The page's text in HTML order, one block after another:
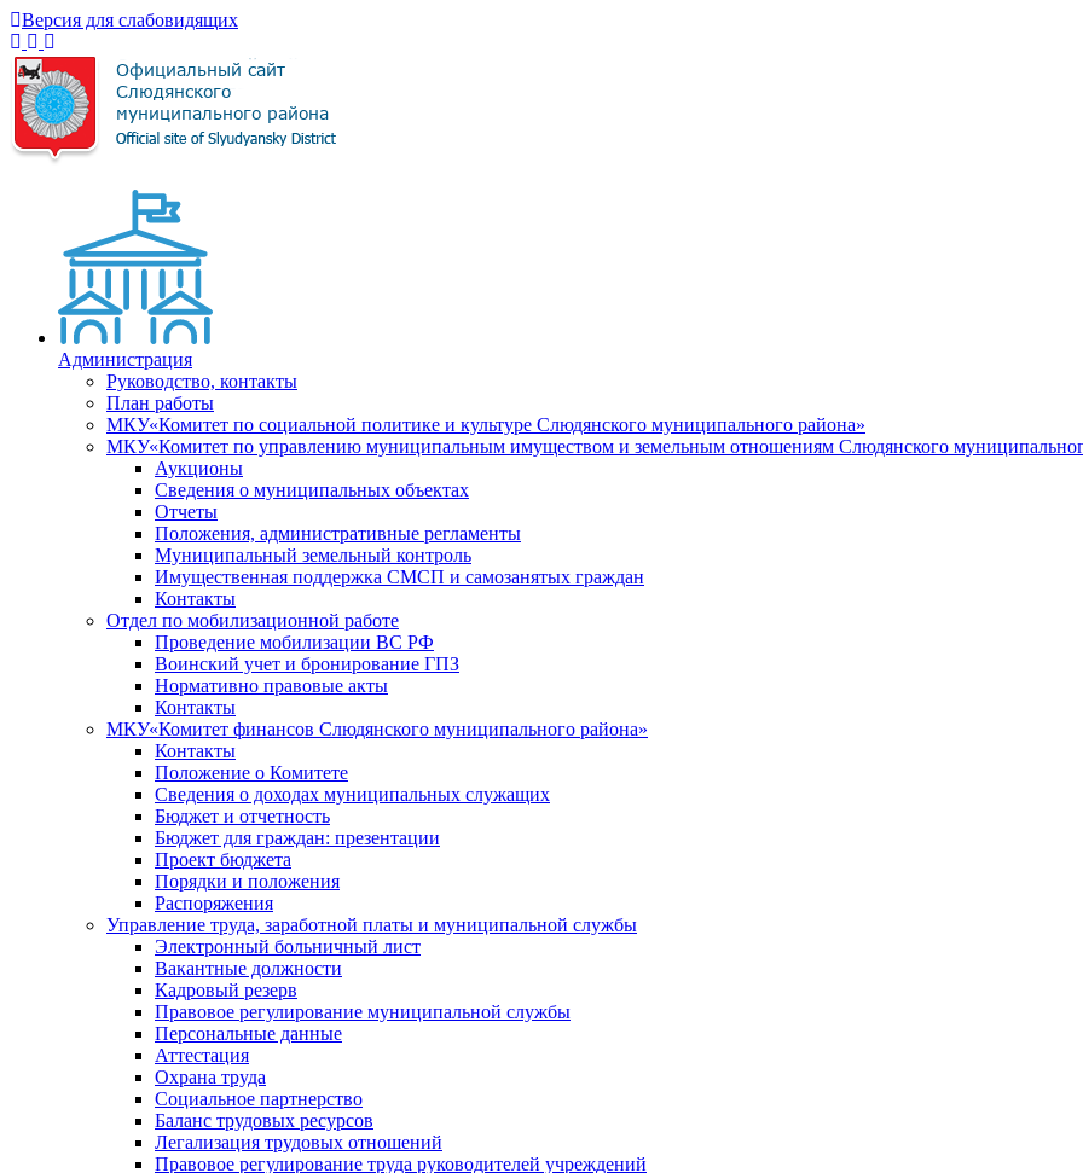
Версия для слабовидящих
Администрация
Руководство, контакты
План работы
МКУ«Комитет по социальной политике и культуре Слюдянского муниципального района»
МКУ«Комитет по управлению муниципальным имуществом и земельным отношениям Слюдянского
Аукционы
Сведения о муниципальных объектах
Отчеты
Положения, административные регламенты
Муниципальный земельный контроль
Имущественная поддержка СМСП и самозанятых граждан
Контакты
Отдел по мобилизационной работе
Проведение мобилизации ВС РФ
Воинский учет и бронирование ГПЗ
Нормативно правовые акты
Контакты
МКУ«Комитет финансов Слюдянского муниципального района»
Контакты
Положение о Комитете
Сведения о доходах муниципальных служащих
Бюджет и отчетность
Бюджет для граждан: презентации
Проект бюджета
Порядки и положения
Распоряжения
Управление труда, заработной платы и муниципальной службы
Электронный больничный лист
Вакантные должности
Кадровый резерв
Правовое регулирование муниципальной службы
Персональные данные
Аттестация
Охрана труда
Социальное партнерство
Баланс трудовых ресурсов
Легализация трудовых отношений
Правовое регулирование труда руководителей учреждений